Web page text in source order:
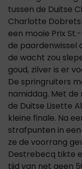
tussen de Duitse
Charlotte
een mooie Prix
de paardenwissel
de wacht zou
goud, zilver is er
De springruiters
namiddag. Met
de Duitse Lisette
kleine finale. Na
strafpunten in
ze de voorrang
Destrebecq tikte
tijd van net geen